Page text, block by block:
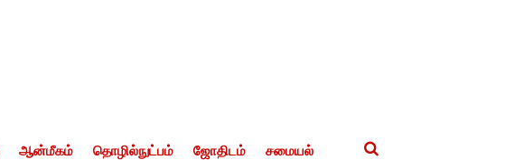
ஆன்மீகம் தொழில்நுட்பம் ஜோதிடம் சமையல்